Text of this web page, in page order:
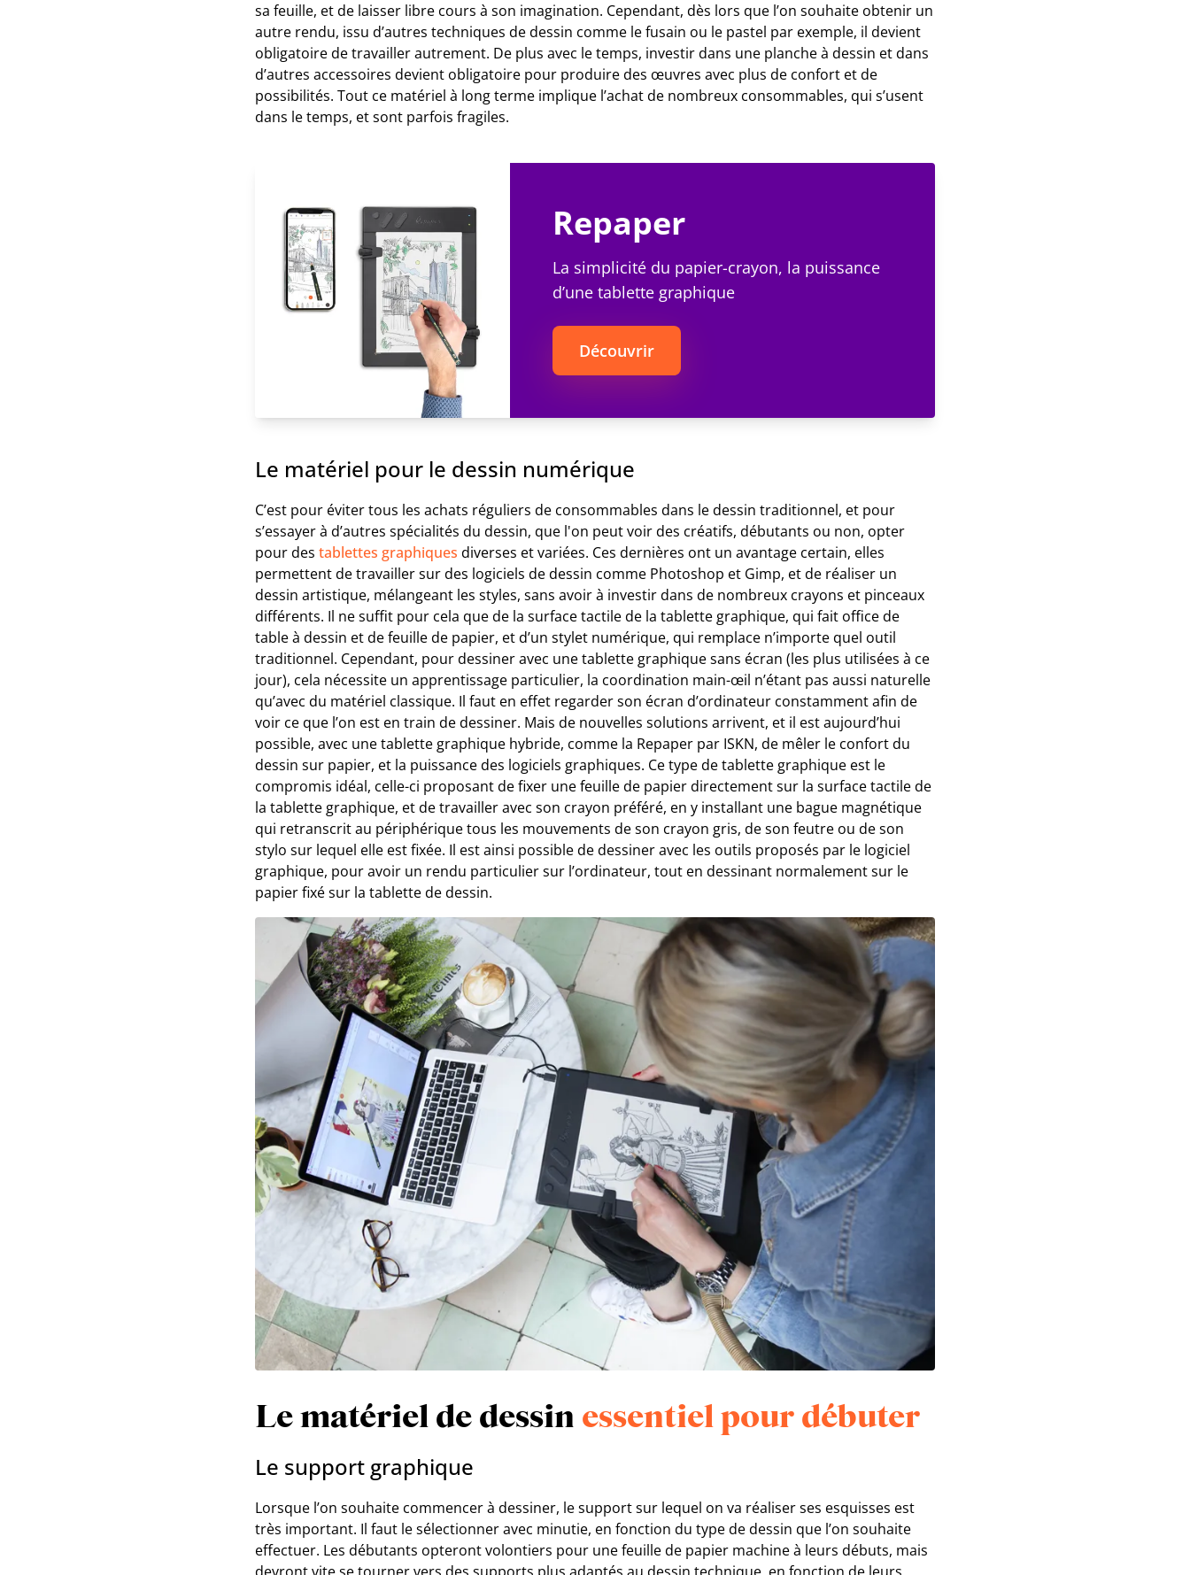
sa feuille, et de laisser libre cours à son imagination. Cependant, dès lors que l’on souhaite obtenir un
autre rendu, issu d’autres techniques de dessin comme le fusain ou le pastel par exemple, il devient
obligatoire de travailler autrement. De plus avec le temps, investir dans une planche à dessin et dans
d’autres accessoires devient obligatoire pour produire des œuvres avec plus de confort et de
possibilités. Tout ce matériel à long terme implique l’achat de nombreux consommables, qui s’usent
dans le temps, et sont parfois fragiles.
Repaper
La simplicité du papier-crayon, la puissance
d’une tablette graphique
Découvrir
Le matériel pour le dessin numérique
C’est pour éviter tous les achats réguliers de consommables dans le dessin traditionnel, et pour
s’essayer à d’autres spécialités du dessin, que l'on peut voir des créatifs, débutants ou non, opter
pour des tablettes graphiques diverses et variées. Ces dernières ont un avantage certain, elles
permettent de travailler sur des logiciels de dessin comme Photoshop et Gimp, et de réaliser un
dessin artistique, mélangeant les styles, sans avoir à investir dans de nombreux crayons et pinceaux
différents. Il ne suffit pour cela que de la surface tactile de la tablette graphique, qui fait office de
table à dessin et de feuille de papier, et d’un stylet numérique, qui remplace n’importe quel outil
traditionnel. Cependant, pour dessiner avec une tablette graphique sans écran (les plus utilisées à ce
jour), cela nécessite un apprentissage particulier, la coordination main-œil n’étant pas aussi naturelle
qu’avec du matériel classique. Il faut en effet regarder son écran d’ordinateur constamment afin de
voir ce que l’on est en train de dessiner. Mais de nouvelles solutions arrivent, et il est aujourd’hui
possible, avec une tablette graphique hybride, comme la Repaper par ISKN, de mêler le confort du
dessin sur papier, et la puissance des logiciels graphiques. Ce type de tablette graphique est le
compromis idéal, celle-ci proposant de fixer une feuille de papier directement sur la surface tactile de
la tablette graphique, et de travailler avec son crayon préféré, en y installant une bague magnétique
qui retranscrit au périphérique tous les mouvements de son crayon gris, de son feutre ou de son
stylo sur lequel elle est fixée. Il est ainsi possible de dessiner avec les outils proposés par le logiciel
graphique, pour avoir un rendu particulier sur l’ordinateur, tout en dessinant normalement sur le
papier fixé sur la tablette de dessin.
Le matériel de dessin essentiel pour débuter
Le support graphique
Lorsque l’on souhaite commencer à dessiner, le support sur lequel on va réaliser ses esquisses est
très important. Il faut le sélectionner avec minutie, en fonction du type de dessin que l’on souhaite
effectuer. Les débutants opteront volontiers pour une feuille de papier machine à leurs débuts, mais